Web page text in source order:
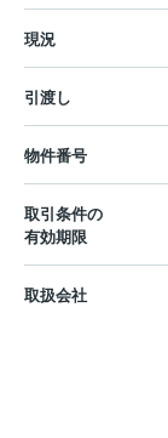
現況
引渡し
物件番号
取引条件の
有効期限
取扱会社